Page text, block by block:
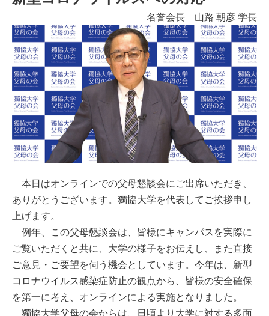
名誉会長 山路 朝彦 学長
本日はオンラインでの父母懇談会にご出席いただき、
ありがとうございます。獨協大学を代表してご挨拶申し
上げます。
例年、この父母懇談会は、皆様にキャンパスを実際に
ご覧いただくと共に、大学の様子をお伝えし、また直接
ご意見・ご要望を伺う機会としています。今年は、新型
コロナウイルス感染症防止の観点から、皆様の安全確保
を第一に考え、オンラインによる実施となりました。
獨協大学父母の会からは、日頃より大学に対する多面